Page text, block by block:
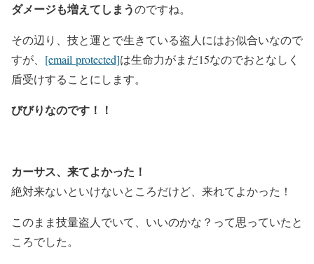
ダメージも増えてしまうのですね。
その辺り、技と運とで生きている盗人にはお似合いなので
すが、 [email protected]は生命力がまだ15なのでおとなしく
盾受けすることにします。
びびりなのです！！
カーサス、来てよかった！
絶対来ないといけないところだけど、来れてよかった！
このまま技量盗人でいて、いいのかな？って思っていたと
ころでした。